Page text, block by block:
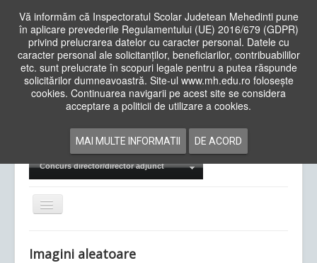
Vă informăm că Inspectoratul Scolar Judetean Mehedinti pune
în aplicare prevederile Regulamentului (UE) 2016/679 (GDPR)
privind prelucrarea datelor cu caracter personal. Datele cu
caracter personal ale solicitanților, beneficiarilor, contribuabililor
etc. sunt prelucrate în scopuri legale pentru a putea răspunde
solicitărilor dumneavoastră. Site-ul www.mh.edu.ro folosește
cookies. Continuarea navigarii pe acest site se considera
acceptare a politicii de utilizare a cookies.
MAI MULTE INFORMATII DE ACORD
Cauta
in
siteAcasa Cadre Didactice
Examene Naționale
Concurs director/director adjunct
Comută
navigarea
Imagini aleatoare